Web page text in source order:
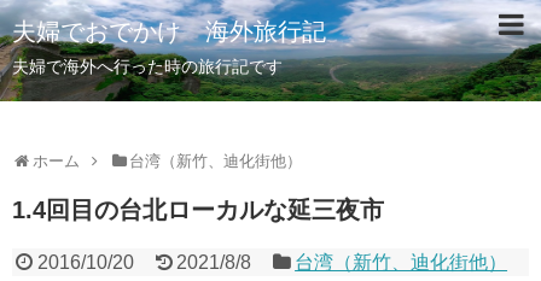
夫婦でおでかけ 海外旅行記
夫婦で海外へ行った時の旅行記です
ホーム 台湾（新竹、迪化街他）
1.4回目の台北ローカルな延三夜市
2016/10/20 2021/8/8 台湾（新竹、迪化街他）